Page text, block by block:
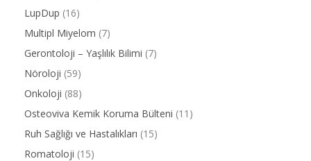
LupDup (16)
Multipl Miyelom (7)
Gerontoloji – Yaşlılık Bilimi (7)
Nöroloji (59)
Onkoloji (88)
Osteoviva Kemik Koruma Bülteni (11)
Ruh Sağlığı ve Hastalıkları (15)
Romatoloji (15)